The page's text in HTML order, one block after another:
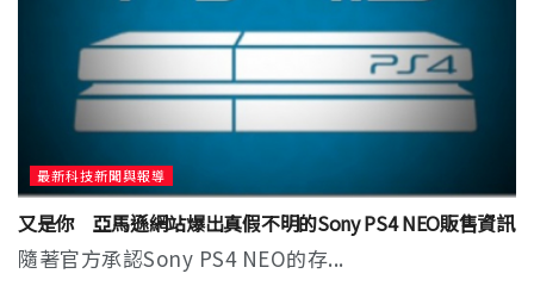
最新科技新聞與報導
又是你 亞馬遜網站爆出真假不明的Sony PS4 NEO販售資訊
隨著官方承認Sony PS4 NEO的存...